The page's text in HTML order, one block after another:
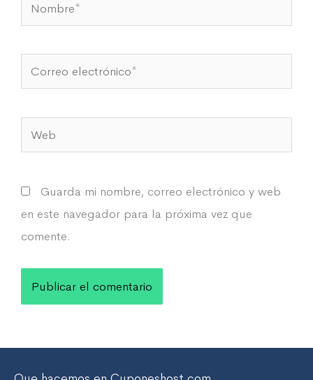
Correo
electrónico*
Web
Guarda mi nombre, correo electrónico y web
en este navegador para la próxima vez que
comente.